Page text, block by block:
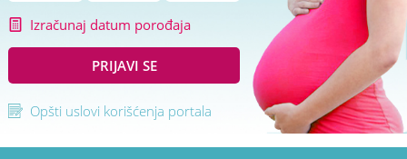
Izračunaj datum porođaja
PRIJAVI SE
Opšti uslovi korišćenja portala